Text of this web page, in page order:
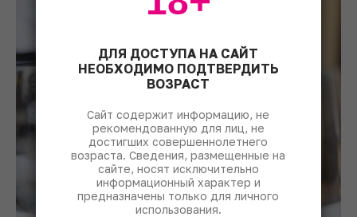
ДЛЯ ДОСТУПА НА САЙТ
НЕОБХОДИМО ПОДТВЕРДИТЬ
ВОЗРАСТ
Сайт содержит информацию, не
рекомендованную для лиц, не
достигших совершеннолетнего
возраста. Сведения, размещенные на
сайте, носят исключительно
информационный характер и
предназначены только для личного
использования.